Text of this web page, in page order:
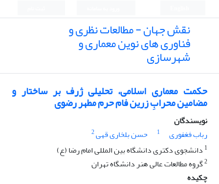
نقش جهان - مطالعات نظری و
فناوری های نوین معماری و
شهرسازی
حکمت معماری اسلامی، تحلیلی ژرف بر ساختار و
مضامین محرابِ زرین فام حرم مطهر رضوی
نویسندگان
رباب فغفوری
1 حسن بلخاری قهی2
1 دانشجوی دکتری دانشگاه بین المللی امام رضا (ع)
2گروه مطالعات عالی هنر دانشگاه تهران
چکیده